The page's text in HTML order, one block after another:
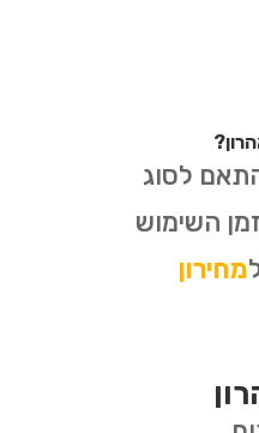
לסוג
השימוש
מחירון